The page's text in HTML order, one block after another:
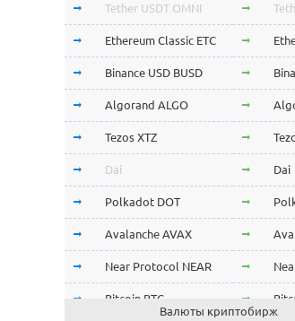
Tether USDT OMNI
Ethereum Classic ETC
Binance USD BUSD
Algorand ALGO
Tezos XTZ
Dai Dai
Polkadot DOT
Avalanche AVAX
Near Protocol NEAR
Bitcoin BTC
Валюты криптобирж